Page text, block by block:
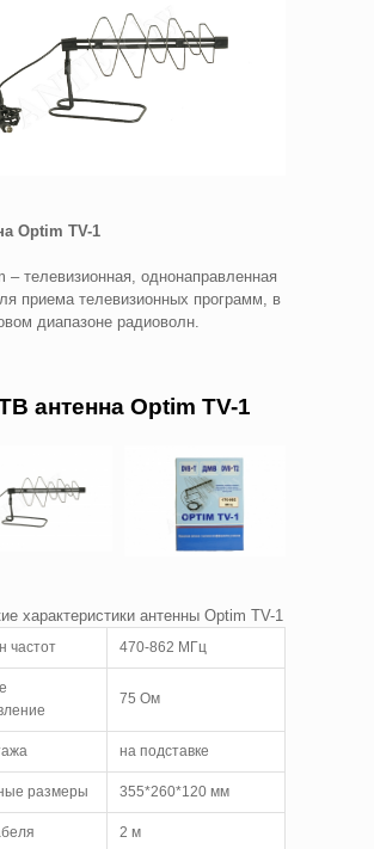
Optim TV-1
– телевизионная, однонаправленная
приема телевизионных программ, в
диапазоне радиоволн.
антенна Optim TV-1
характеристики антенны Optim TV-1
частот 470-862 МГц
75 Ом
на подставке
размеры 355*260*120 мм
2 м